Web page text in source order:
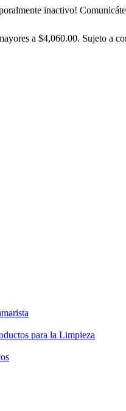
inactivo!
a $4,060.00. Sujeto a
para la Limpieza